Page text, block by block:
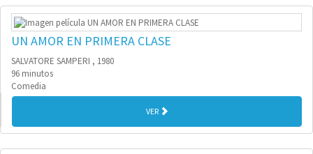
UN AMOR EN PRIMERA CLASE
SALVATORE SAMPERI , 1980
96 minutos
Comedia
VER